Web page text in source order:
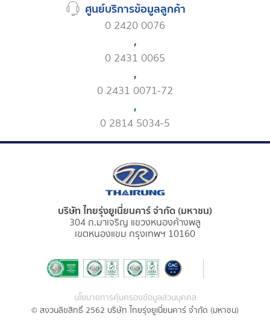
ศูนย์บริการข้อมูลลูกค้า
0 2420 0076
,
0 2431 0065
,
0 2431 0071-72
,
0 2814 5034-5
บริษัท ไทยรุ่งยูเนี่ยนคาร์ จำกัด (มหาชน)
304 ถ.มาเจริญ แขวงหนองค้างพลู
เขตหนองแขม กรุงเทพฯ 10160
นโยบายการคุ้มครองข้อมูลส่วนบุคคล
© สงวนลิขสิทธิ์ 2562 บริษัท ไทยรุ่งยูเนี่ยนคาร์ จำกัด (มหาชน)